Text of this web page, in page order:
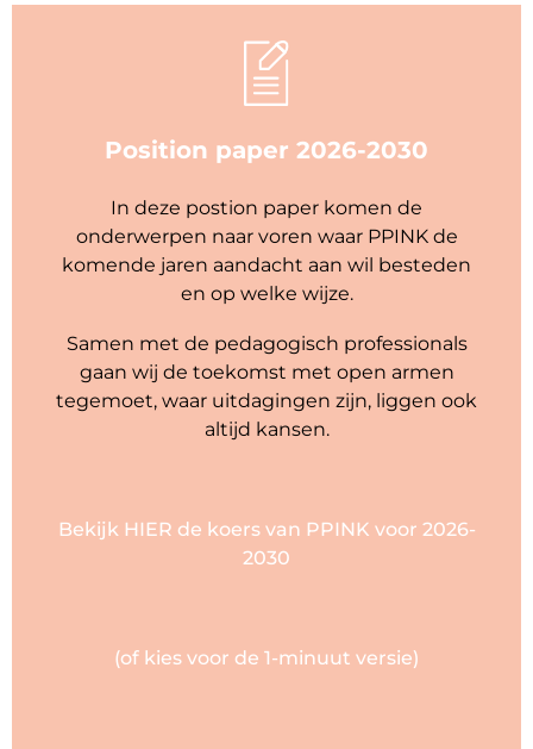
Position paper 2026-2030
In deze postion paper komen de
onderwerpen naar voren waar PPINK de
komende jaren aandacht aan wil besteden
en op welke wijze.
Samen met de pedagogisch professionals
gaan wij de toekomst met open armen
tegemoet, waar uitdagingen zijn, liggen ook
altijd kansen.
Bekijk HIER de koers van PPINK voor 2026-
2030
(of kies voor de 1-minuut versie)